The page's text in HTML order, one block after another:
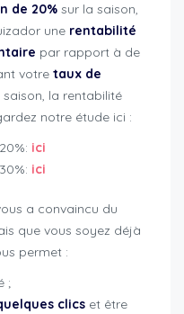
de 20% sur la saison,
une rentabilité
par rapport à de
votre taux de
la rentabilité
notre étude ici :
ici
ici
a convaincu du
que vous soyez déjà
permet :
;
clics et être